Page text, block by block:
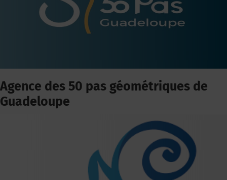
Agence des 50 pas géométriques de
Guadeloupe